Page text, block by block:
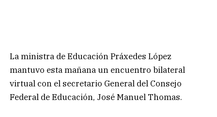
La ministra de Educación Práxedes López
mantuvo esta mañana un encuentro bilateral
virtual con el secretario General del Consejo
Federal de Educación, José Manuel Thomas.